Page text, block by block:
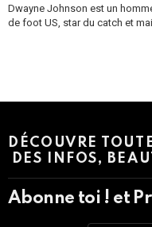
Dwayne Johnson est un
de foot US, star du catch et
DÉCOUVRE
DES INFOS,
Abonne toi ! et